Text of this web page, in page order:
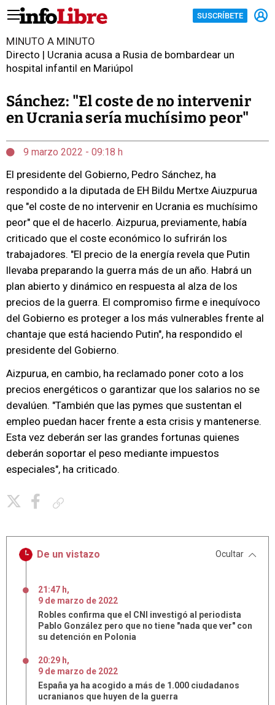
SUSCRÍBETE
MINUTO A MINUTO
Directo | Ucrania acusa a Rusia de bombardear un
hospital infantil en Mariúpol
Sánchez: "El coste de no intervenir
en Ucrania sería muchísimo peor"
9 marzo 2022 - 09:18 h
El presidente del Gobierno, Pedro Sánchez, ha
respondido a la diputada de EH Bildu Mertxe Aiuzpurua
que "el coste de no intervenir en Ucrania es muchísimo
peor" que el de hacerlo. Aizpurua, previamente, había
criticado que el coste económico lo sufrirán los
trabajadores. "El precio de la energía revela que Putin
llevaba preparando la guerra más de un año. Habrá un
plan abierto y dinámico en respuesta al alza de los
precios de la guerra. El compromiso firme e inequívoco
del Gobierno es proteger a los más vulnerables frente al
chantaje que está haciendo Putin", ha respondido el
presidente del Gobierno.
Aizpurua, en cambio, ha reclamado poner coto a los
precios energéticos o garantizar que los salarios no se
devalúen. "También que las pymes que sustentan el
empleo puedan hacer frente a esta crisis y mantenerse.
Esta vez deberán ser las grandes fortunas quienes
deberán soportar el peso mediante impuestos
especiales", ha criticado.
De un vistazo Ocultar
21:47 h,
9 de marzo de 2022
Robles confirma que el CNI investigó al periodista
Pablo González pero que no tiene "nada que ver" con
su detención en Polonia
20:29 h,
9 de marzo de 2022
España ya ha acogido a más de 1.000 ciudadanos
ucranianos que huyen de la guerra